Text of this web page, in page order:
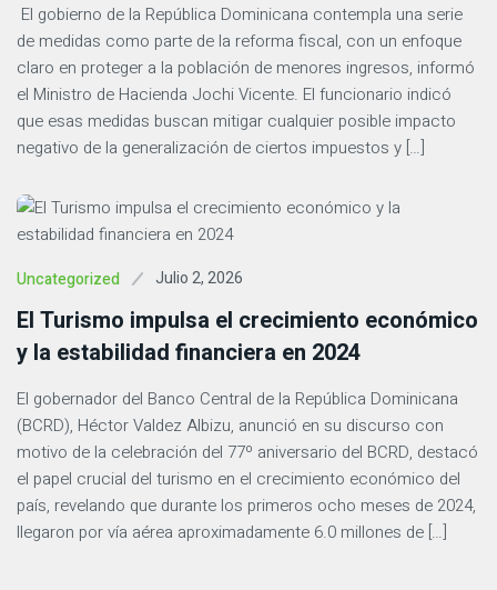
El gobierno de la República Dominicana contempla una serie
de medidas como parte de la reforma fiscal, con un enfoque
claro en proteger a la población de menores ingresos, informó
el Ministro de Hacienda Jochi Vicente. El funcionario indicó
que esas medidas buscan mitigar cualquier posible impacto
negativo de la generalización de ciertos impuestos y […]
Uncategorized Julio 2, 2026
El Turismo impulsa el crecimiento económico
y la estabilidad financiera en 2024
El gobernador del Banco Central de la República Dominicana
(BCRD), Héctor Valdez Albizu, anunció en su discurso con
motivo de la celebración del 77º aniversario del BCRD, destacó
el papel crucial del turismo en el crecimiento económico del
país, revelando que durante los primeros ocho meses de 2024,
llegaron por vía aérea aproximadamente 6.0 millones de […]